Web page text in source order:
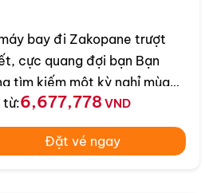
bay đi Zakopane trượt
cực quang đợi bạn Bạn
tìm kiếm một kỳ nghỉ mùa
...
từ:6,677,778 VND
Đặt vé ngay